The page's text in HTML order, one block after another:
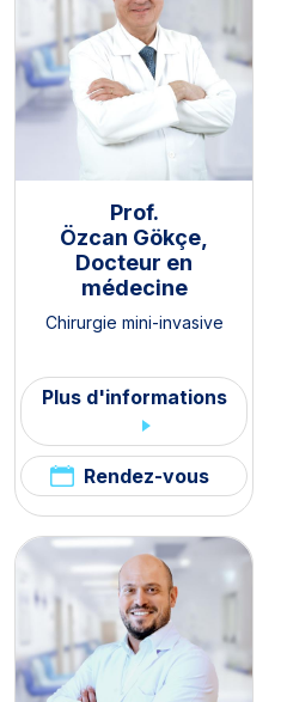
Prof.
Özcan Gökçe,
Docteur en
médecine
Chirurgie mini-invasive
Plus d'informations
Rendez-vous